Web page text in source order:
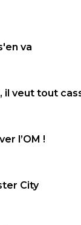
va
il veut tout
l’OM !
City